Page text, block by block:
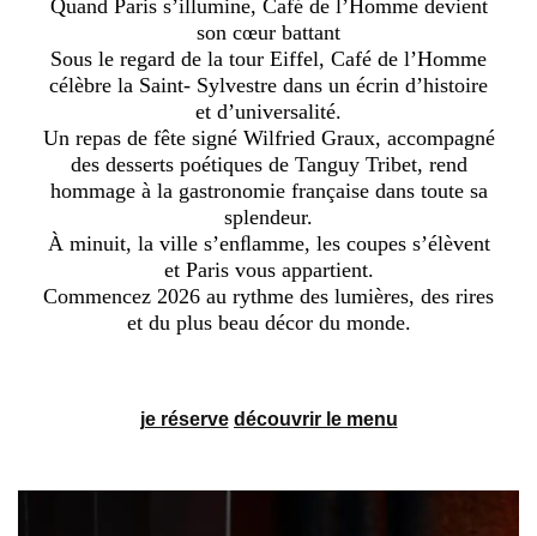
Quand Paris s’illumine, Café de l’Homme devient
son cœur battant
Sous le regard de la tour Eiffel, Café de l’Homme
célèbre la Saint- Sylvestre dans un écrin d’histoire
et d’universalité.
Un repas de fête signé Wilfried Graux, accompagné
des desserts poétiques de Tanguy Tribet, rend
hommage à la gastronomie française dans toute sa
splendeur.
À minuit, la ville s’enﬂamme, les coupes s’élèvent
et Paris vous appartient.
Commencez 2026 au rythme des lumières, des rires
et du plus beau décor du monde.
je réserve découvrir le menu